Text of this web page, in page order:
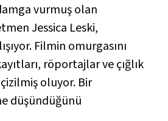
vurmuş olan
Jessica Leski,
Filmin omurgasını
röportajlar ve çığlık
oluyor. Bir
düşündüğünü